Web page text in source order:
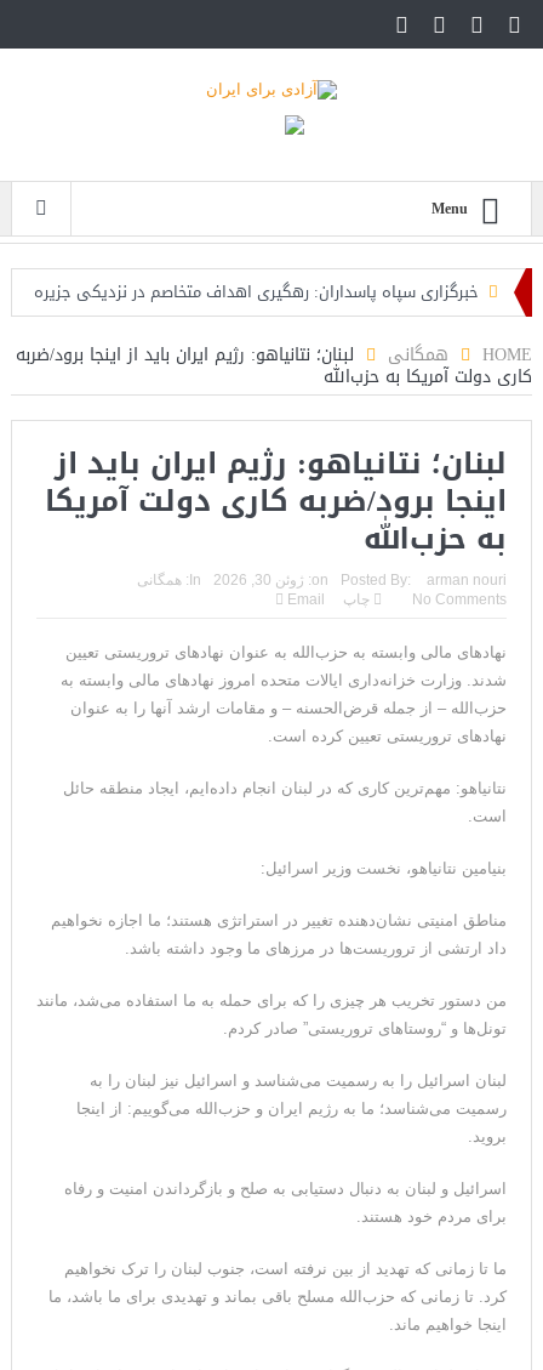
Menu
خبرگزاری سپاه پاسداران: رهگیری اهداف متخاصم در نزدیکی جزیره
تحلیلگر حکومتی: تفاهم هرمز پایان بحران نیست؛ خطر جنگ همچنان
پابرجاست
ایران؛ واکنش ترامپ و معاونش به اقدام تفرقه‌افکنان/سفر ژنرال
منیر به عربستان
مقاله: اپوزیسیون بی‌راه‌حل؛ وقتی دشمنی با پهلوی جای نجات
ایران را می‌گیرد
۱۰ تریلیون دلار؛ چگونه جرایم سایبری به سومین اقتصاد بزرگ جهان
تبدیل شد؟
ترامپ: پیروزی عبدال السید اسرائیل‌ستیز، خبر خوبی برای
جمهوری‌خواهان است
فیلم؛ هشدار قاطعانه نتانیاهو به پاسدار احمد وحیدی، سرکرده
خبرگزاری رویترز از اختلاف نظر در مذاکرات در باره تنگه هرمز خبر داد
سنتکام: ما همچنان به اعمال محاصره علیه رژیم ایران ادامه
می‌دهیم
HOME همگانی لبنان؛ نتانیاهو: رژیم ایران باید از اینجا برود/ضربه
کاری دولت آمریکا به حزب‌الله
لبنان؛ نتانیاهو: رژیم ایران باید از
اینجا برود/ضربه کاری دولت آمریکا
به حزب‌الله
Posted By: arman nouri
on: ژوئن 30, 2026 In:
همگانی
No Comments
چاپ Email
نهادهای مالی وابسته به حزب‌الله به عنوان نهادهای تروریستی تعیین
شدند. وزارت خزانه‌داری ایالات متحده امروز نهادهای مالی وابسته به
حزب‌الله – از جمله قرض‌الحسنه – و مقامات ارشد آنها را به عنوان
نهادهای تروریستی تعیین کرده است.
نتانیاهو: مهم‌ترین کاری که در لبنان انجام داده‌ایم، ایجاد منطقه حائل
است.
بنیامین نتانیاهو، نخست وزیر اسرائیل:
مناطق امنیتی نشان‌دهنده تغییر در استراتژی هستند؛ ما اجازه نخواهیم
داد ارتشی از تروریست‌ها در مرزهای ما وجود داشته باشد.
من دستور تخریب هر چیزی را که برای حمله به ما استفاده می‌شد، مانند
تونل‌ها و “روستاهای تروریستی” صادر کردم.
لبنان اسرائیل را به رسمیت می‌شناسد و اسرائیل نیز لبنان را به
رسمیت می‌شناسد؛ ما به رژیم ایران و حزب‌الله می‌گوییم: از اینجا
بروید.
اسرائیل و لبنان به دنبال دستیابی به صلح و بازگرداندن امنیت و رفاه
برای مردم خود هستند.
ما تا زمانی که تهدید از بین نرفته است، جنوب لبنان را ترک نخواهیم
کرد. تا زمانی که حزب‌الله مسلح باقی بماند و تهدیدی برای ما باشد، ما
اینجا خواهیم ماند.